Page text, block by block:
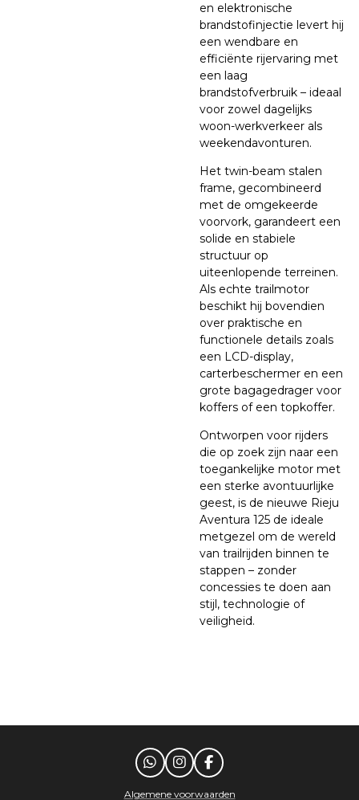
en elektronische
brandstofinjectie levert hij
een wendbare en
efficiënte rijervaring met
een laag
brandstofverbruik – ideaal
voor zowel dagelijks
woon-werkverkeer als
weekendavonturen.
Het twin-beam stalen
frame, gecombineerd
met de omgekeerde
voorvork, garandeert een
solide en stabiele
structuur op
uiteenlopende terreinen.
Als echte trailmotor
beschikt hij bovendien
over praktische en
functionele details zoals
een LCD-display,
carterbeschermer en een
grote bagagedrager voor
koffers of een topkoffer.
Ontworpen voor rijders
die op zoek zijn naar een
toegankelijke motor met
een sterke avontuurlijke
geest, is de nieuwe Rieju
Aventura 125 de ideale
metgezel om de wereld
van trailrijden binnen te
stappen – zonder
concessies te doen aan
stijl, technologie of
veiligheid.
W
h
a
I
n
s
F
a
c
Algemene voorwaarden